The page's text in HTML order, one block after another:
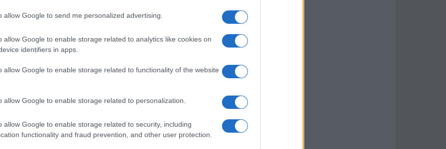
allow Google to send me personalized advertising.
allow Google to enable storage related to analytics like cookies on
identifiers in apps.
allow Google to enable storage related to functionality of the website
allow Google to enable storage related to personalization.
allow Google to enable storage related to security, including
functionality and fraud prevention, and other user protection.
rigori. Ci siamo preparati per
squadra forte e intelligente, capace di
diretta. “Credo che la squadra sia
“E’ una partita a eliminazione diretta e
intelligenti sotto questo aspetto.”
Ancelotti riguarda la condizione di